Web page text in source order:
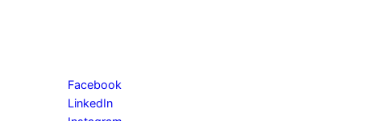
Facebook
LinkedIn